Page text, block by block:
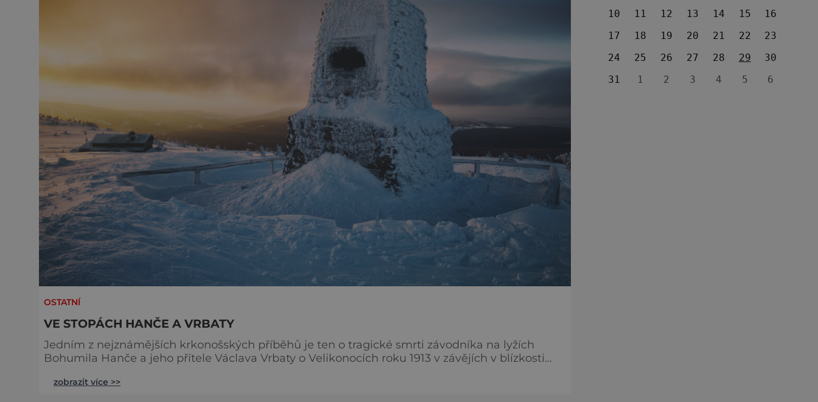
OSTATNÍ
VE STOPÁCH HANČE A VRBATY
Jedním z nejznámějších krkonošských příběhů je ten o tragické smrti závodníka na lyžích
Bohumila Hanče a jeho přítele Václava Vrbaty o Velikonocích roku 1913 v závějích v blízkosti
pomníky. Naše cesta začne na Špindlerově boudě, známém východišti turistických tras u
zobrazit více >>
10
11 12 13 14 15
16
17
18 19 20 21 22
23
24
25 26 27 28 29
30
31
1 2 3 4 5 6